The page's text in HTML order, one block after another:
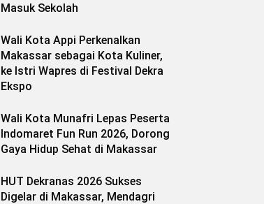
Masuk Sekolah
Wali Kota Appi Perkenalkan
Makassar sebagai Kota Kuliner,
ke Istri Wapres di Festival Dekra
Ekspo
Wali Kota Munafri Lepas Peserta
Indomaret Fun Run 2026, Dorong
Gaya Hidup Sehat di Makassar
HUT Dekranas 2026 Sukses
Digelar di Makassar, Mendagri